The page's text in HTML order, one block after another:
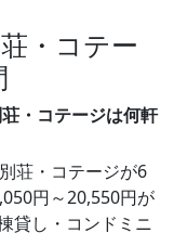
・コテー
・コテージは何軒
荘・コテージが6
円～20,550円が
貸し・コンドミニ